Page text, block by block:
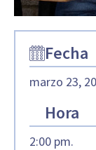
Fecha
marzo 23,
Hora
2:00 pm.